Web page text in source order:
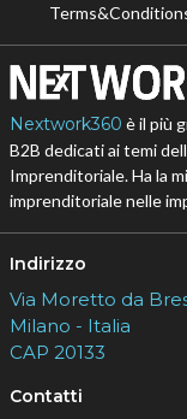
Nextwork360 è il più
B2B dedicati ai temi
Imprenditoriale. Ha la
imprenditoriale nelle
Indirizzo
Via Moretto da
Milano - Italia
CAP 20133
Contatti